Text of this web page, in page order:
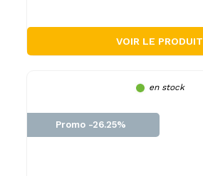
VOIR LE PRODUIT
en stock
Promo -26.25%